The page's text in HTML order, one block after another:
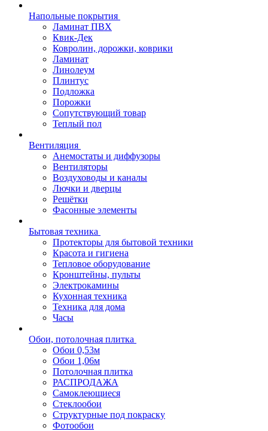
Напольные покрытия
Ламинат ПВХ
Квик-Дек
Ковролин, дорожки, коврики
Ламинат
Линолеум
Плинтус
Подложка
Порожки
Сопутствующий товар
Теплый пол
Вентиляция
Анемостаты и диффузоры
Вентиляторы
Воздуховоды и каналы
Лючки и дверцы
Решётки
Фасонные элементы
Бытовая техника
Протекторы для бытовой техники
Красота и гигиена
Тепловое оборудование
Кронштейны, пульты
Электрокамины
Кухонная техника
Техника для дома
Часы
Обои, потолочная плитка
Обои 0,53м
Обои 1,06м
Потолочная плитка
РАСПРОДАЖА
Самоклеющиеся
Стеклообои
Структурные под покраску
Фотообои